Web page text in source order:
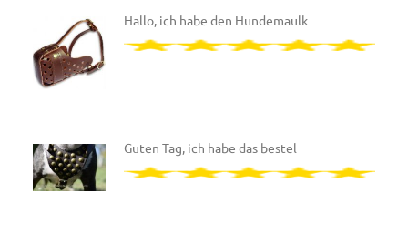
Hallo, ich habe den Hundemaulk
Guten Tag, ich habe das bestel